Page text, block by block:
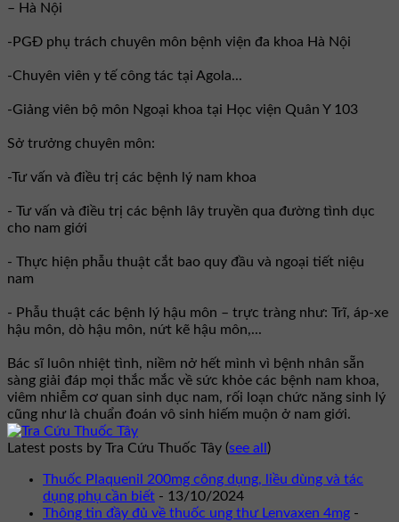
– Hà Nội
-PGĐ phụ trách chuyên môn bệnh viện đa khoa Hà Nội
-Chuyên viên y tế công tác tại Agola...
-Giảng viên bộ môn Ngoại khoa tại Học viện Quân Y 103
Sở trưởng chuyên môn:
-Tư vấn và điều trị các bệnh lý nam khoa
- Tư vấn và điều trị các bệnh lây truyền qua đường tình dục
cho nam giới
- Thực hiện phẫu thuật cắt bao quy đầu và ngoại tiết niệu
nam
- Phẫu thuật các bệnh lý hậu môn – trực tràng như: Trĩ, áp-xe
hậu môn, dò hậu môn, nứt kẽ hậu môn,...
Bác sĩ luôn nhiệt tình, niềm nở hết mình vì bệnh nhân sẵn
sàng giải đáp mọi thắc mắc về sức khỏe các bệnh nam khoa,
viêm nhiễm cơ quan sinh dục nam, rối loạn chức năng sinh lý
cũng như là chuẩn đoán vô sinh hiếm muộn ở nam giới.
Latest posts by Tra Cứu Thuốc Tây (see all )
Thuốc Plaquenil 200mg công dụng, liều dùng và tác
dụng phụ cần biết - 13/10/2024
Thông tin đầy đủ về thuốc ung thư Lenvaxen 4mg -